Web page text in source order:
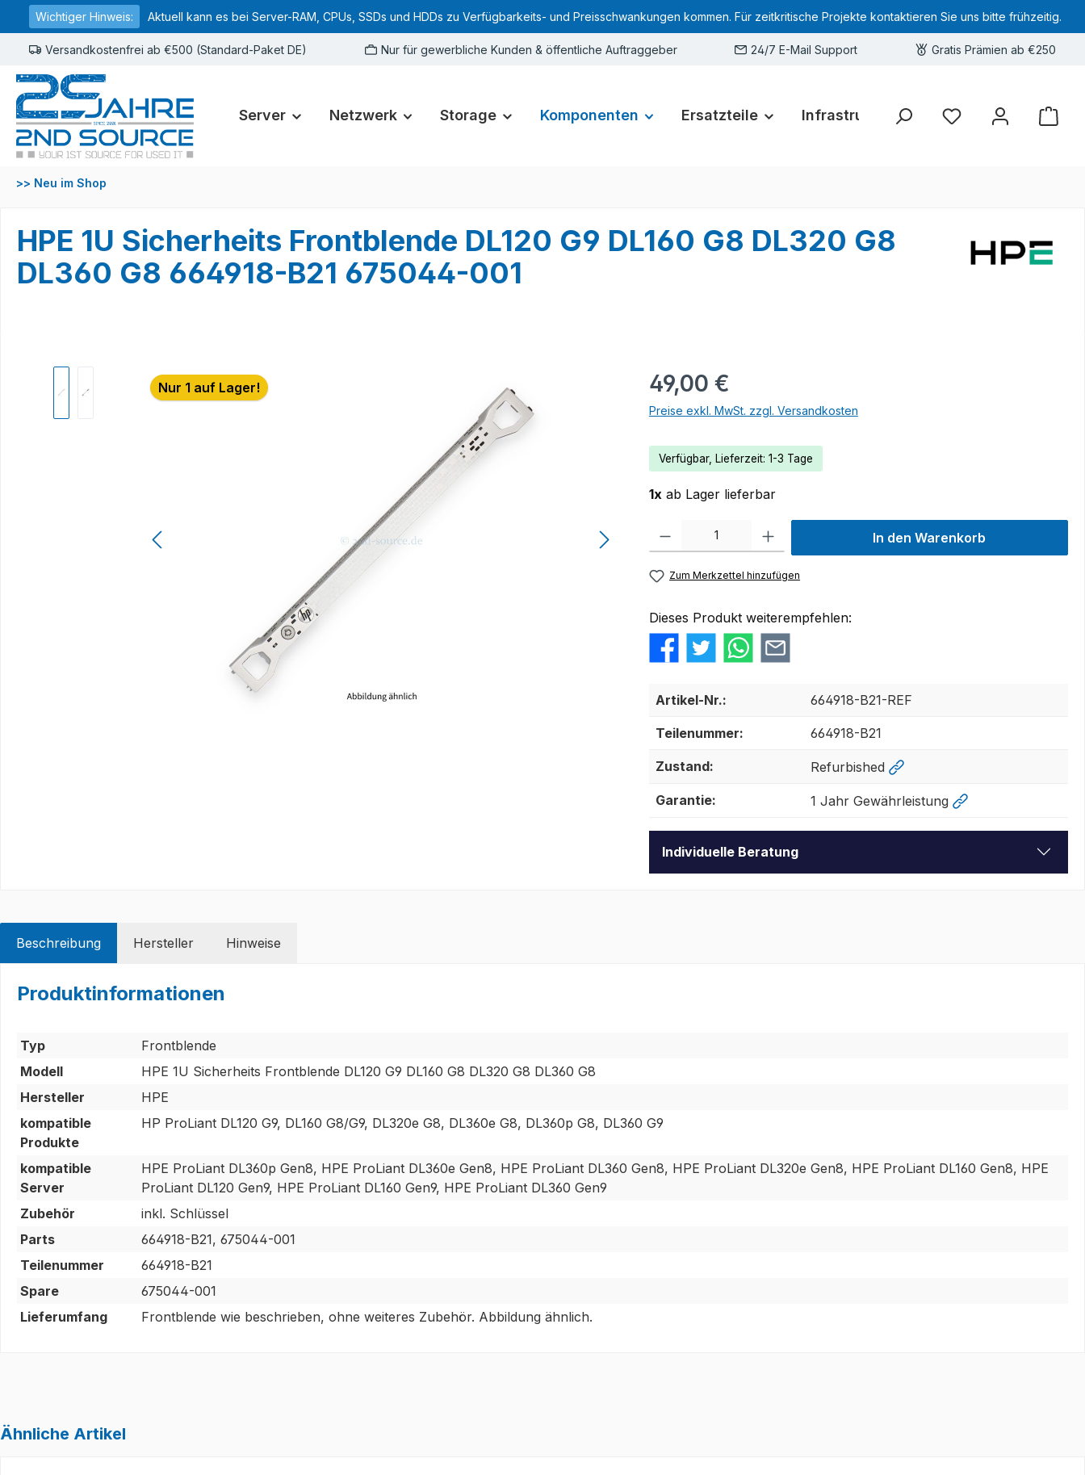
Zur Hauptnavigation springen
Wichtiger Hinweis: Aktuell kann es bei Server-RAM, CPUs, SSDs und HDDs zu Verfügbarkeits- und Preisschwankungen kommen. Für zeitkritische Projekte kontaktieren Sie uns bitte frühzeitig.
Versandkostenfrei ab €500 (Standard-Paket DE) Nur für gewerbliche Kunden & öffentliche Auftraggeber 24/7 E-Mail Support Gratis Prämien ab €250
Server Netzwerk Storage Komponenten Ersatzteile Infrastruktur Hardware-Deals
Sie haben 0 Produkte
>> Neu im Shop
HPE 1U Sicherheits Frontblende DL120 G9 DL160 G8 DL320 G8
DL360 G8 664918-B21 675044-001
Bildergalerie überspringen
Nur 1 auf Lager! 49,00 €
Preise exkl. MwSt. zzgl. Versandkosten
Verfügbar, Lieferzeit: 1-3 Tage
1x ab Lager lieferbar
Produkt Anzahl: Gib den gewünschten Wert ein oder benutze die Schaltflächen um die
In den Warenkorb
Zum Merkzettel hinzufügen
Dieses Produkt weiterempfehlen:
Artikel-Nr.: 664918-B21-REF
Teilenummer: 664918-B21
Zustand: Refurbished
Garantie: 1 Jahr Gewährleistung
Individuelle Beratung
Beschreibung Hersteller Hinweise
Produktinformationen
Typ
Frontblende
Modell
HPE 1U Sicherheits Frontblende DL120 G9 DL160 G8 DL320 G8 DL360 G8
Hersteller
HPE
kompatible
Produkte
HP ProLiant DL120 G9, DL160 G8/G9, DL320e G8, DL360e G8, DL360p G8, DL360 G9
kompatible
Server
HPE ProLiant DL360p Gen8, HPE ProLiant DL360e Gen8, HPE ProLiant DL360 Gen8, HPE ProLiant DL320e Gen8, HPE ProLiant DL160 Gen8, HPE
ProLiant DL120 Gen9, HPE ProLiant DL160 Gen9, HPE ProLiant DL360 Gen9
Zubehör
inkl. Schlüssel
Parts
664918-B21, 675044-001
Teilenummer
664918-B21
Spare
675044-001
Lieferumfang
Frontblende wie beschrieben, ohne weiteres Zubehör. Abbildung ähnlich.
Ähnliche Artikel